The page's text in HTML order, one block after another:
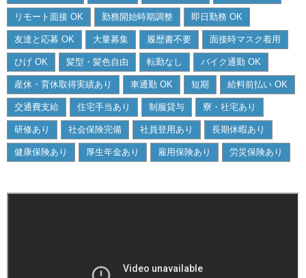
リモート面接 OK 勤務開始時期調整 即日勤務 OK
友達と応募 OK 大量募集 履歴書不要 面接時マスク着用
ひげ OK 髪型・髪色自由 転勤なし バイク通勤 OK
産休・育休取得実績あり 車通勤 OK 短期 給料前払い OK
交通費支給 住宅手当あり 制服貸与 寮・社宅あり
研修あり 社会保険完備 社員登用あり 長期休暇あり
健康保険あり 厚生年金あり 雇用保険あり 労災保険あり